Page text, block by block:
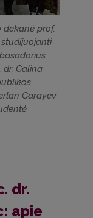
dekanė prof.
dr. Galina
Garayev
dr.
apie